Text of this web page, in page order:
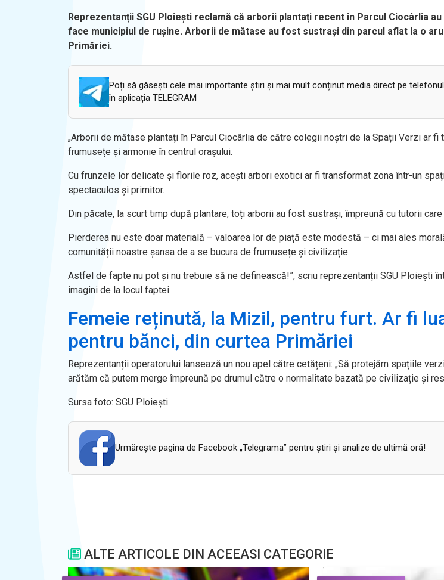
Reprezentanții SGU Ploiești reclamă că arborii plantați recent în Parcul Ciocârlia
face municipiul de rușine. Arborii de mătase au fost sustrași din parcul aflat la o
Primăriei.
Poți să găsești cele mai importante știri și mai mult conținut media direct pe
în aplicația TELEGRAM
„Arborii de mătase plantați în Parcul Ciocârlia de către colegii noștri de la Spații Verzi ar fi
frumusețe și armonie în centrul orașului.
Cu frunzele lor delicate și florile roz, acești arbori exotici ar fi transformat zona într-un
spectaculos și primitor.
Din păcate, la scurt timp după plantare, toți arborii au fost sustrași, împreună cu tutorii
Pierderea nu este doar materială – valoarea lor de piață este modestă – ci mai ales
comunității noastre șansa de a se bucura de frumusețe și civilizație.
Astfel de fapte nu pot și nu trebuie să ne definească!”, scriu reprezentanții SGU Ploiești
imagini de la locul faptei.
Femeie reținută, la Mizil, pentru furt. Ar fi
pentru bănci, din curtea Primăriei
Reprezentanții operatorului lansează un nou apel către cetățeni: „Să protejăm spațiile
arătăm că putem merge împreună pe drumul către o normalitate bazată pe civilizație și
Sursa foto: SGU Ploiești
Urmăreşte pagina de Facebook „Telegrama” pentru ştiri şi analize de ultimă oră!
ALTE ARTICOLE DIN ACEEASI CATEGORIE